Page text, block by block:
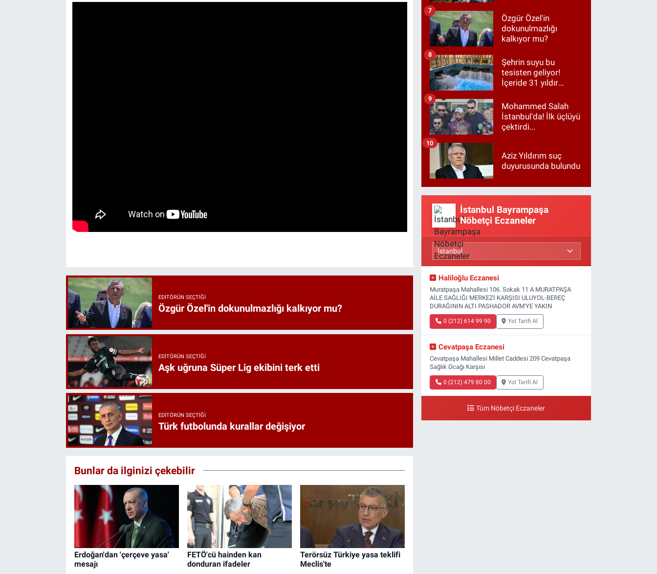
EDITÖRÜN SEÇTIĞI
Özgür Özel'in dokunulmazlığı kalkıyor mu?
EDITÖRÜN SEÇTIĞI
Aşk uğruna Süper Lig ekibini terk etti
EDITÖRÜN SEÇTIĞI
Türk futbolunda kurallar değişiyor
Bunlar da ilginizi çekebilir
Erdoğan'dan 'çerçeve yasa'
mesajı
FETÖ'cü hainden kan
donduran ifadeler
Terörsüz Türkiye yasa teklifi
Meclis'te
cevap
Özgür Özel'in
dokunulmazlığı
kalkıyor mu?
7
Şehrin suyu bu
tesisten geliyor!
İçeride 31 yıldır
8
Mohammed Salah
İstanbul'da! İlk üçlüyü
çektirdi...
9
Aziz Yıldırım suç
duyurusunda bulundu
10
İstanbul Bayrampaşa
Nöbetçi Eczaneler
Haliloğlu Eczanesi
Muratpaşa Mahallesi 106. Sokak 11 A MURATPAŞA
AİLE SAĞLIĞI MERKEZİ KARŞISI ULUYOL-BEREÇ
DURAĞININ ALTI PASHADOR AVM'YE YAKIN
0 (212) 614 99 90 Yol Tarifi Al
Cevatpaşa Eczanesi
Cevatpaşa Mahallesi Millet Caddesi 209 Cevatpaşa
Sağlık Ocağı Karşısı
0 (212) 479 80 00 Yol Tarifi Al
Tüm Nöbetçi Eczaneler